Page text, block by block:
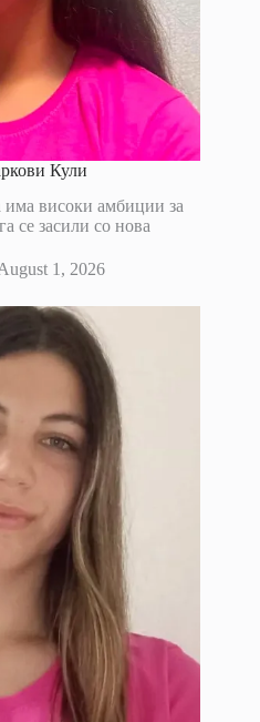
Кули
има високи амбиции за
се засили со нова
1, 2026